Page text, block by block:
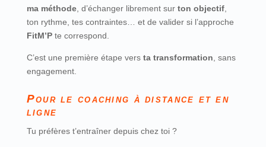
ma méthode, d’échanger librement sur ton objectif,
ton rythme, tes contraintes… et de valider si l’approche
FitM’Pte correspond.
C’est une première étape vers ta transformation , sans
engagement.
Pour le coaching à distance et en
ligne
Tu préfères t’entraîner depuis chez toi ?